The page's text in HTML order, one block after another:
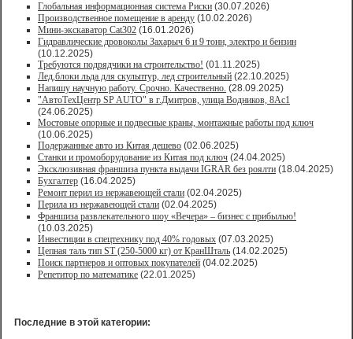
Глобальная информационная система Риски (30.07.2026)
Производственное помещение в аренду (10.02.2026)
Мини-экскаватор Cat302 (16.01.2026)
Гидравлические дровоколы Захарыч 6 и 9 тонн, электро и бензин
(10.12.2025)
Требуются подрядчики на строительство! (01.11.2025)
Лед,блоки льда для скульптур, лед строительный (22.10.2025)
Напишу научную работу. Срочно. Качественно. (28.09.2025)
"АвтоТехЦентр SP AUTO" в г.Дмитров, улица Водников, 8Ас1
(24.06.2025)
Мостовые опорные и подвесные краны, монтажные работы под ключ
(10.06.2025)
Подержанные авто из Китая дешево (02.06.2025)
Станки и промоборудование из Китая под ключ (24.04.2025)
Эксклюзивная франшиза пункта выдачи IGRAR без роялти (18.04.2025)
Бухгалтер (16.04.2025)
Ремонт перил из нержавеющей стали (02.04.2025)
Перила из нержавеющей стали (02.04.2025)
Франшиза развлекательного шоу «Вечера» – бизнес с прибылью!
(10.03.2025)
Инвестиции в спецтехнику под 40% годовых (07.03.2025)
Цепная таль тип ST (250-5000 кг) от КранШталь (14.02.2025)
Поиск партнеров и оптовых покупателей (04.02.2025)
Репетитор по математике (22.01.2025)
Последние в этой категории: